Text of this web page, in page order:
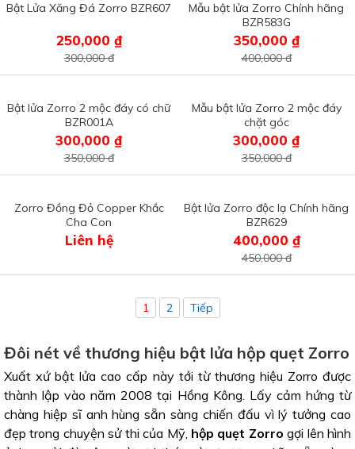
Bật Lửa Xăng Đá Zorro BZR607
250,000 ₫
300,000 đ
Mẫu bật lửa Zorro Chính hãng
BZR583G
350,000 ₫
400,000 đ
Bật lửa Zorro 2 mộc đáy có chữ
BZR001A
300,000 ₫
350,000 đ
Mẫu bật lửa Zorro 2 mộc đáy
chặt góc
300,000 ₫
350,000 đ
Zorro Đồng Đỏ Copper Khắc
Cha Con
Liên hệ
Bật lửa Zorro độc lạ Chính hãng
BZR629
400,000 ₫
450,000 đ
1 2 Tiếp
Đôi nét về thương hiệu bật lửa hộp quẹt Zorro
Xuất xứ bật lửa cao cấp này tới từ thương hiệu Zorro được
thành lập vào năm 2008 tại Hồng Kông. Lấy cảm hứng từ
chàng hiệp sĩ anh hùng sẵn sàng chiến đấu vì lý tưởng cao
đẹp trong chuyện sử thi của Mỹ, hộp quẹt Zorro gợi lên hình